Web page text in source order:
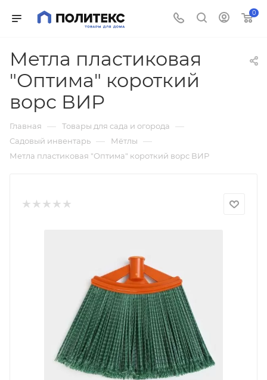
0
Метла пластиковая
"Оптима" короткий
ворс ВИР
Главная — Товары для сада и огорода —
Садовый инвентарь — Мётлы —
Метла пластиковая "Оптима" короткий ворс ВИР